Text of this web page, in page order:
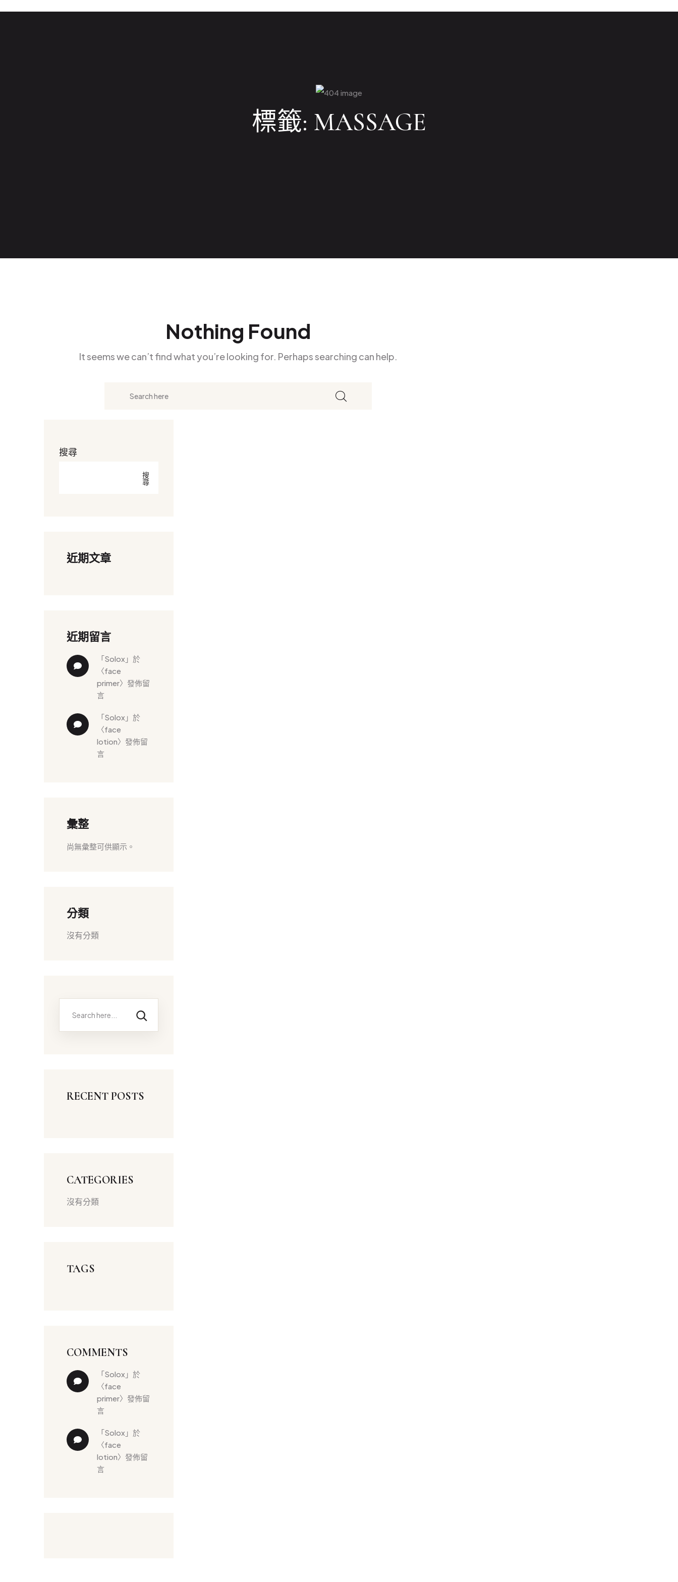
標籤: MASSAGE
Nothing Found
It seems we can’t find what you’re looking for. Perhaps searching can help.
搜尋
搜
尋
近期文章
近期留言
「 solox 」於
〈face
primer〉發佈留
言
「 solox 」於
〈face
lotion〉發佈留
言
彙整
尚無彙整可供顯示。
分類
沒有分類
RECENT POSTS
CATEGORIES
沒有分類
TAGS
COMMENTS
「 solox 」於
〈face
primer〉發佈留
言
「 solox 」於
〈face
lotion〉發佈留
言